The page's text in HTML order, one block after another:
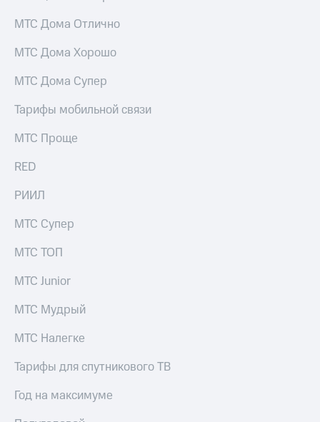
МТС Дома Отлично
МТС Дома Хорошо
МТС Дома Супер
Тарифы мобильной связи
МТС Проще
RED
РИИЛ
МТС Супер
МТС ТОП
МТС Junior
МТС Мудрый
МТС Налегке
Тарифы для спутникового ТВ
Год на максимуме